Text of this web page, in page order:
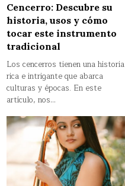
Cencerro: Descubre su
historia, usos y cómo
tocar este instrumento
tradicional
Los cencerros tienen una historia
rica e intrigante que abarca
culturas y épocas. En este
artículo, nos…